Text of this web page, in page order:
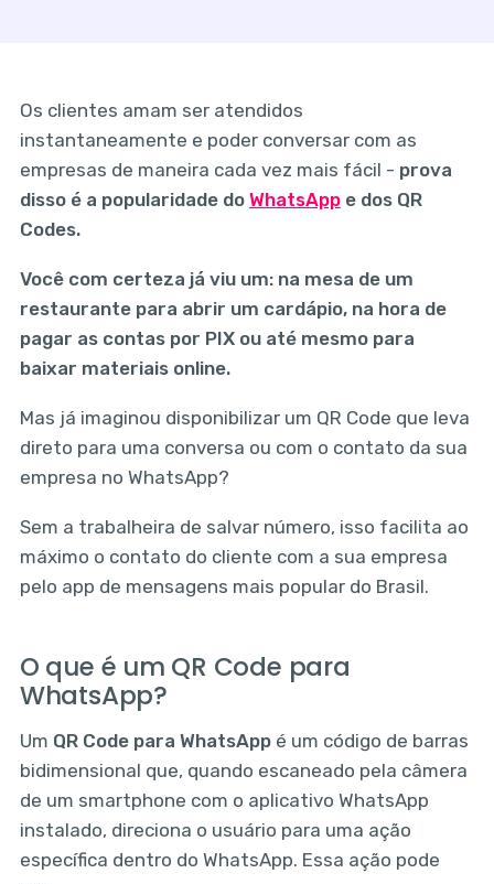
Os clientes amam ser atendidos
instantaneamente e poder conversar com as
empresas de maneira cada vez mais fácil - prova
disso é a popularidade do WhatsAppe dos QR
Codes.
Você com certeza já viu um: na mesa de um
restaurante para abrir um cardápio, na hora de
pagar as contas por PIX ou até mesmo para
baixar materiais online.
Mas já imaginou disponibilizar um QR Code que leva
direto para uma conversa ou com o contato da sua
empresa no WhatsApp?
Sem a trabalheira de salvar número, isso facilita ao
máximo o contato do cliente com a sua empresa
pelo app de mensagens mais popular do Brasil.
O que é um QR Code para
WhatsApp?
Um QR Code para WhatsAppé um código de barras
bidimensional que, quando escaneado pela câmera
de um smartphone com o aplicativo WhatsApp
instalado, direciona o usuário para uma ação
específica dentro do WhatsApp. Essa ação pode